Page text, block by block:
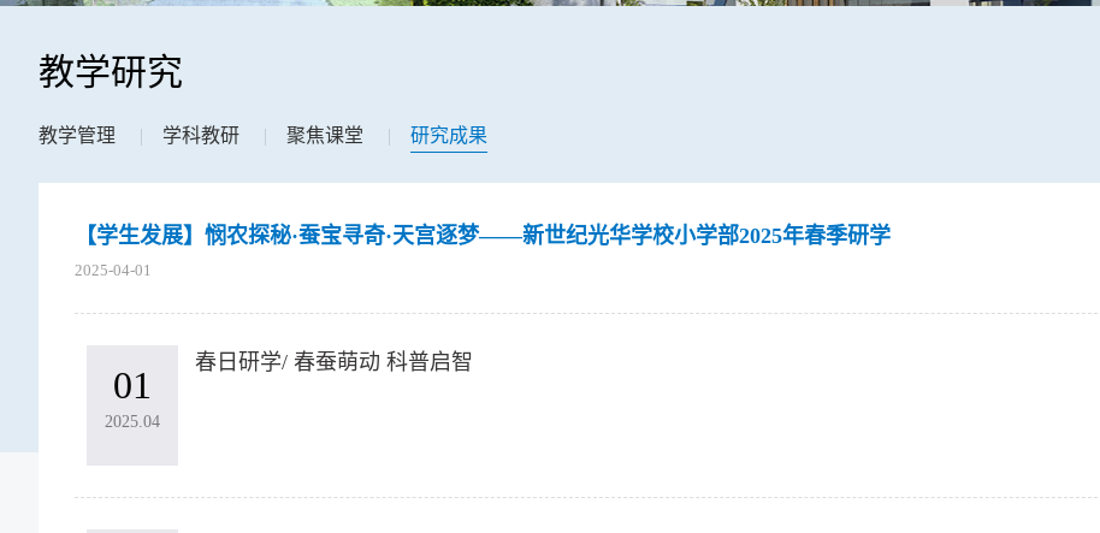
教学研究
教学管理 | 学科教研 | 聚焦课堂 | 研究成果
【学生发展】悯农探秘·蚕宝寻奇·天宫逐梦——新世纪光华学校小学部2025年春季研学
2025-04-01
01
2025.04
春日研学/ 春蚕萌动 科普启智